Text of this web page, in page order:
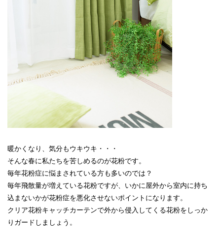
暖かくなり、気分もウキウキ・・・
そんな春に私たちを苦しめるのが花粉です。
毎年花粉症に悩まされている方も多いのでは？
毎年飛散量が増えている花粉ですが、いかに屋外から室内に持ち
込まないかが花粉症を悪化させないポイントになります。
クリア花粉キャッチカーテンで外から侵入してくる花粉をしっか
りガードしましょう。